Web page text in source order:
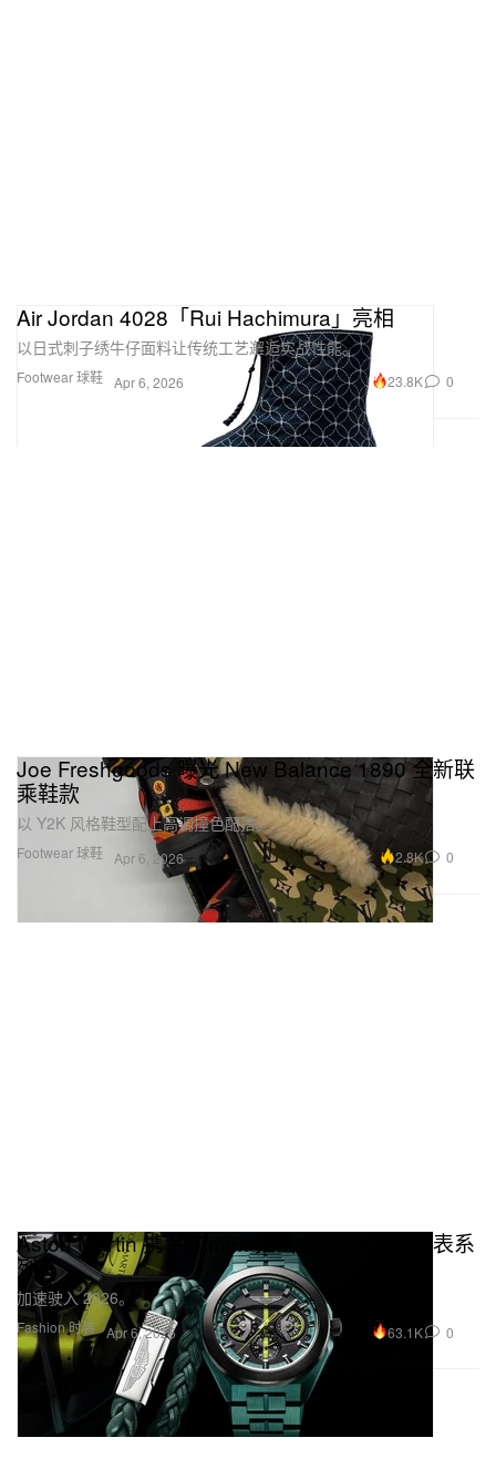
Footwear 球鞋
Air Jordan 4028「Rui Hachimura」亮相
以日式刺子绣牛仔面料让传统工艺邂逅实战性能。
Apr 6, 2026 23.8K 0
Footwear 球鞋
Joe Freshgoods 曝光 New Balance 1890 全新联
乘鞋款
以 Y2K 风格鞋型配上高调撞色配搭。
Apr 6, 2026 2.8K 0
Fashion 时装
Aston Martin 携手 Timex 推出全新 TKS 联名表系
列
加速驶入 2026。
Apr 6, 2026 63.1K 0